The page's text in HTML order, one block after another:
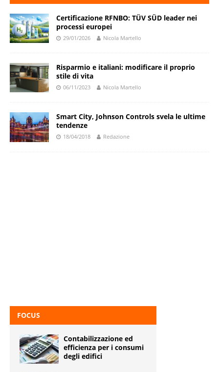
Certificazione RFNBO: TÜV SÜD leader nei
processi europei
29/01/2026 Nicola Martello
Risparmio e italiani: modificare il proprio
stile di vita
06/11/2023 Nicola Martello
Smart City, Johnson Controls svela le ultime
tendenze
18/04/2018 Redazione
FOCUS
Contabilizzazione ed
efficienza per i consumi
degli edifici